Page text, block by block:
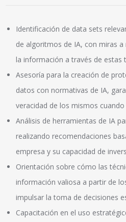
Identificación de data sets
de algoritmos de IA, con miras
la información a través de estas
Asesoría para la creación de
datos con normativas de IA,
veracidad de los mismos cuando
Análisis de herramientas de IA
realizando recomendaciones
empresa y su capacidad de
Orientación sobre cómo las
información valiosa a partir de
impulsar la toma de decisiones
Capacitación en el uso